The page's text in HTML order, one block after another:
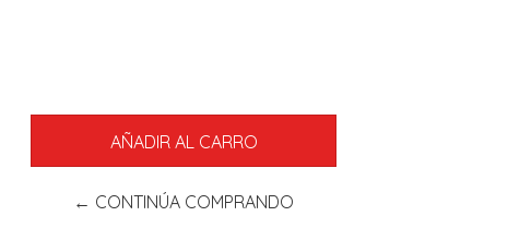
← CONTINÚA COMPRANDO